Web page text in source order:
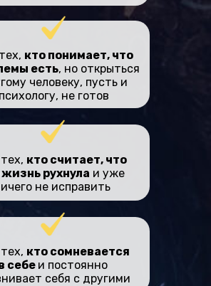
кто считает, что
жизнь рухнула и уже
не исправить
кто понимает, что
есть, но открыться
человеку, пусть и
психологу, не готов
кто сомневается
себе и постоянно
себя с другими